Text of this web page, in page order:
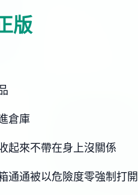
版
倉庫
起來不帶在身上沒關係
通通被以危險度零強制打開